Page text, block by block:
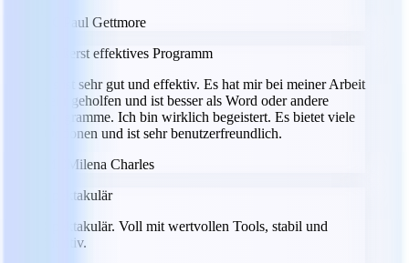
Paul Gettmore
Äußerst effektives Programm
Es ist sehr gut und effektiv. Es hat mir bei meiner Arbeit
sehr geholfen und ist besser als Word oder andere
Programme. Ich bin wirklich begeistert. Es bietet viele
Optionen und ist sehr benutzerfreundlich.
Milena Charles
Spektakulär
Spektakulär. Voll mit wertvollen Tools, stabil und
intuitiv.